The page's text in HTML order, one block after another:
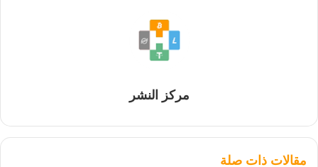
مركز النشر
مقالات ذات صلة